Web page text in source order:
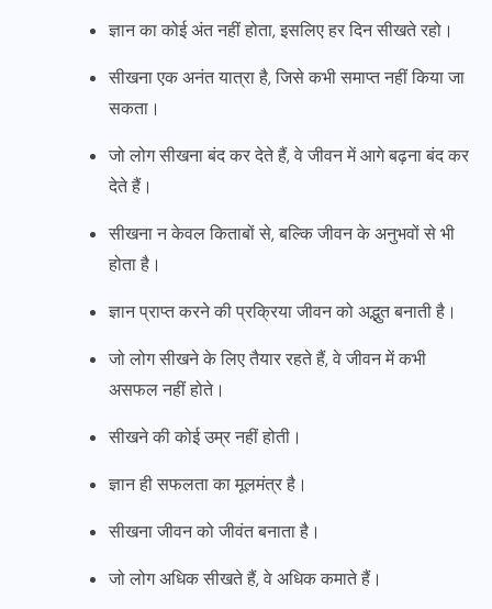
ज्ञान का कोई अंत नहीं होता, इसलिए हर दिन सीखते रहो।
सीखना एक अनंत यात्रा है, जिसे कभी समाप्त नहीं किया जा
सकता।
जो लोग सीखना बंद कर देते हैं, वे जीवन में आगे बढ़ना बंद कर
देते हैं।
सीखना न केवल किताबों से, बल्कि जीवन के अनुभवों से भी
होता है।
ज्ञान प्राप्त करने की प्रक्रिया जीवन को अद्भुत बनाती है।
जो लोग सीखने के लिए तैयार रहते हैं, वे जीवन में कभी
असफल नहीं होते।
सीखने की कोई उम्र नहीं होती।
ज्ञान ही सफलता का मूलमंत्र है।
सीखना जीवन को जीवंत बनाता है।
जो लोग अधिक सीखते हैं, वे अधिक कमाते हैं।